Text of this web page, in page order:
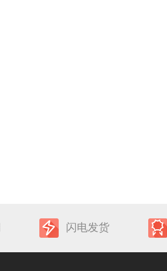
闪电发货